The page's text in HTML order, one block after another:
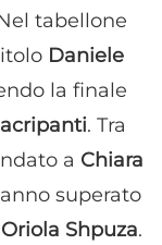
tabellone
Daniele
la finale
. Tra
a Chiara
superato
Shpuza.